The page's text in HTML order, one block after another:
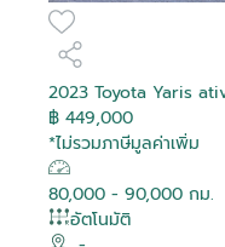
2023 Toyota Yaris
฿ 449,000
*ไม่รวมภาษีมูลค่าเพิ่ม
80,000 - 90,000 กม.
อัตโนมัติ